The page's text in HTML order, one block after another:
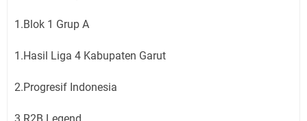
1.Blok 1 Grup A
1.Hasil Liga 4 Kabupaten Garut
2.Progresif Indonesia